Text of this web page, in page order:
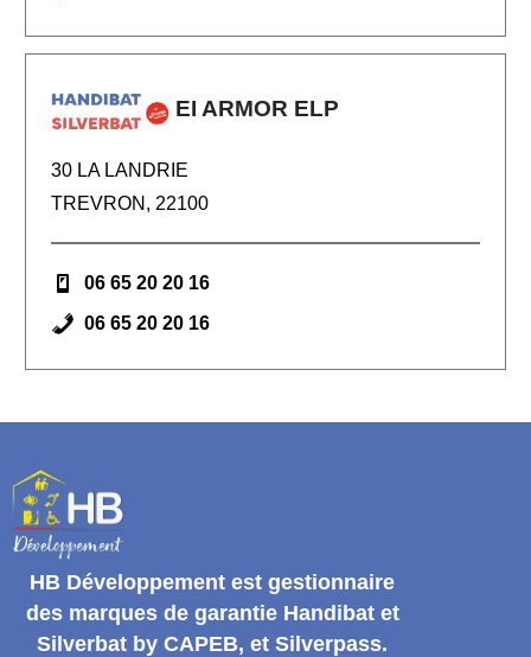
EI ARMOR ELP
30 LA LANDRIE
TREVRON, 22100
06 65 20 20 16
06 65 20 20 16
HB Développement est gestionnaire
des marques de garantie Handibat et
Silverbat by CAPEB, et Silverpass.